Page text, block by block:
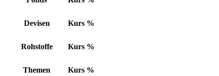
Devisen Kurs %
Rohstoffe Kurs %
Themen Kurs %